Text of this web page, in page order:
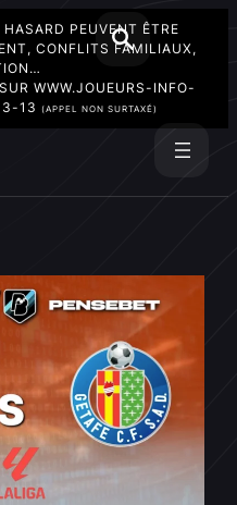
HASARD PEUVENT ÊTRE
CONFLITS FAMILIAUX,
WWW.JOUEURS-INFO-
13 (APPEL NON SURTAXÉ)